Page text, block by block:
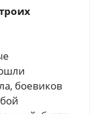
боевиков